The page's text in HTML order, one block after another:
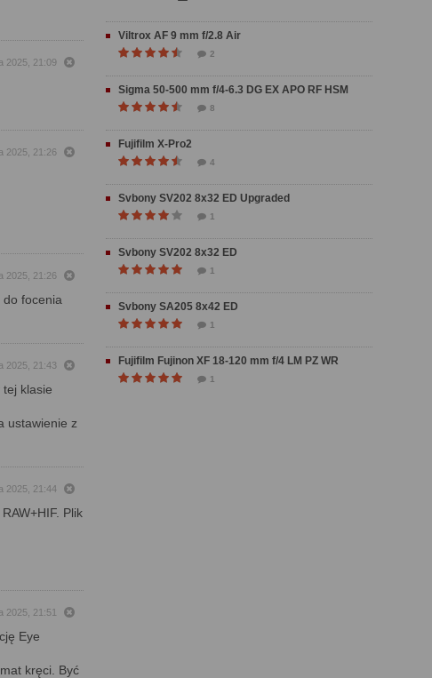
2025, 21:09
2025, 21:26
2025, 21:26
do focenia
2025, 21:43
klasie
ustawienie z
2025, 21:44
Plik
2025, 21:51
Eye
kręci. Być
Viltrox AF 9 mm f/2.8 Air
2
Sigma 50-500 mm f/4-6.3 DG EX APO RF HSM
8
Fujifilm X-Pro2
4
Svbony SV202 8x32 ED Upgraded
1
Svbony SV202 8x32 ED
1
Svbony SA205 8x42 ED
1
Fujifilm Fujinon XF 18-120 mm f/4 LM PZ WR
1